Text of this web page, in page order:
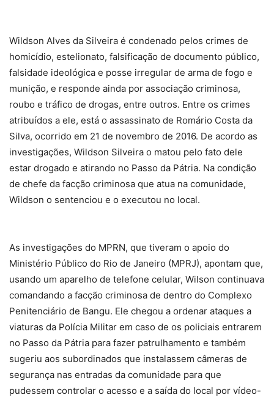
Wildson Alves da Silveira é condenado pelos crimes de
homicídio, estelionato, falsificação de documento público,
falsidade ideológica e posse irregular de arma de fogo e
munição, e responde ainda por associação criminosa,
roubo e tráfico de drogas, entre outros. Entre os crimes
atribuídos a ele, está o assassinato de Romário Costa da
Silva, ocorrido em 21 de novembro de 2016. De acordo as
investigações, Wildson Silveira o matou pelo fato dele
estar drogado e atirando no Passo da Pátria. Na condição
de chefe da facção criminosa que atua na comunidade,
Wildson o sentenciou e o executou no local.
As investigações do MPRN, que tiveram o apoio do
Ministério Público do Rio de Janeiro (MPRJ), apontam que,
usando um aparelho de telefone celular, Wilson continuava
comandando a facção criminosa de dentro do Complexo
Penitenciário de Bangu. Ele chegou a ordenar ataques a
viaturas da Polícia Militar em caso de os policiais entrarem
no Passo da Pátria para fazer patrulhamento e também
sugeriu aos subordinados que instalassem câmeras de
segurança nas entradas da comunidade para que
pudessem controlar o acesso e a saída do local por vídeo-